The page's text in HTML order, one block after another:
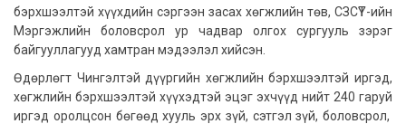
бэрхшээлтэй хүүхдийн сэргээн засах хөгжлийн төв, СЗСҮТ-ийн
Мэргэжлийн боловсрол ур чадвар олгох сургууль зэрэг
байгууллагууд хамтран мэдээлэл хийсэн.
Өдөрлөгт Чингэлтэй дүүргийн хөгжлийн бэрхшээлтэй иргэд,
хөгжлийн бэрхшээлтэй хүүхэдтэй эцэг эхчүүд нийт 240 гаруй
иргэд оролцсон бөгөөд хууль эрх зүй, сэтгэл зүй, боловсрол,